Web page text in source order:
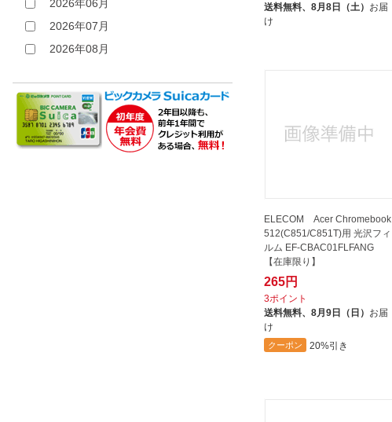
送料無料、 8月8日（土） お届
け
ELECOM Acer Chromebook
512(C851/C851T)用 光沢フィ
ルム EF-CBAC01FLFANG
【在庫限り】
265円
3ポイント
送料無料、 8月9日（日） お届
け
クーポン 20%引き
StarTech.com｜スターテック
SteelSeries｜スティールシリーズ
TASCAM｜タスカム
UGREEN｜ユーグリーン
Vaonis｜ヴァオニス
Verbatim｜バーベイタム
2026年06月
2026年07月
2026年08月